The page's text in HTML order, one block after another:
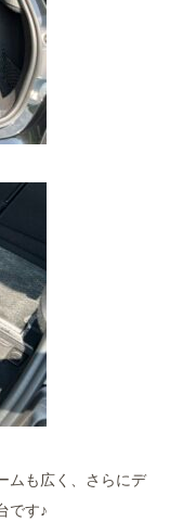
ムも広く、さらにデ
です♪